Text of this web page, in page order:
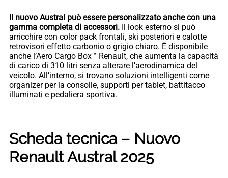
Il nuovo Austral può essere personalizzato anche con una
gamma completa di accessori. Il look esterno si può
arricchire con color pack frontali, ski posteriori e calotte
retrovisori effetto carbonio o grigio chiaro. È disponibile
anche l’Aero Cargo Box™ Renault, che aumenta la capacità
di carico di 310 litri senza alterare l’aerodinamica del
veicolo. All’interno, si trovano soluzioni intelligenti come
organizer per la consolle, supporti per tablet, battitacco
illuminati e pedaliera sportiva.
Scheda tecnica – Nuovo
Renault Austral 2025